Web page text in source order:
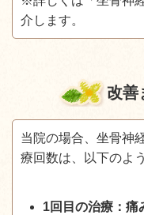
介します。
改善
当院の場合、坐骨神
療回数は、以下のよ
1回目の治療：痛